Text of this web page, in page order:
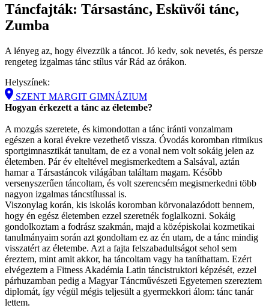
Táncfajták: Társastánc, Esküvői tánc,
Zumba
A lényeg az, hogy élvezzük a táncot. Jó kedv, sok nevetés, és persze
rengeteg izgalmas tánc stílus vár Rád az órákon.
Helyszínek:
SZENT MARGIT GIMNÁZIUM
Hogyan érkezett a tánc az életembe?
A mozgás szeretete, és kimondottan a tánc iránti vonzalmam
egészen a korai évekre vezethető vissza. Óvodás koromban ritmikus
sportgimnasztikát tanultam, de ez a vonal nem volt sokáig jelen az
életemben. Pár év elteltével megismerkedtem a Salsával, aztán
hamar a Társastáncok világában találtam magam. Később
versenyszerűen táncoltam, és volt szerencsém megismerkedni több
nagyon izgalmas táncstílussal is.
Viszonylag korán, kis iskolás koromban körvonalazódott bennem,
hogy én egész életemben ezzel szeretnék foglalkozni. Sokáig
gondolkoztam a fodrász szakmán, majd a középiskolai kozmetikai
tanulmányaim során azt gondoltam ez az én utam, de a tánc mindig
visszatért az életembe. Azt a fajta felszabadultságot sehol sem
éreztem, mint amit akkor, ha táncoltam vagy ha taníthattam. Ezért
elvégeztem a Fitness Akadémia Latin táncistruktori képzését, ezzel
párhuzamban pedig a Magyar Táncművészeti Egyetemen szereztem
diplomát, így végül mégis teljesült a gyermekkori álom: tánc tanár
lettem.